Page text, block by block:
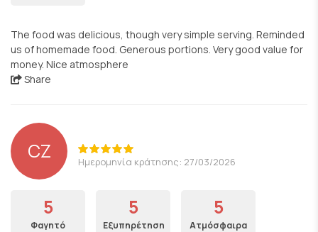
The food was delicious, though very simple serving. Reminded
us of homemade food. Generous portions. Very good value for
money. Nice atmosphere
Share
CZ Ημερομηνία κράτησης: 27/03/2026
5
Φαγητό
5
Εξυπηρέτηση
5
Ατμόσφαιρα